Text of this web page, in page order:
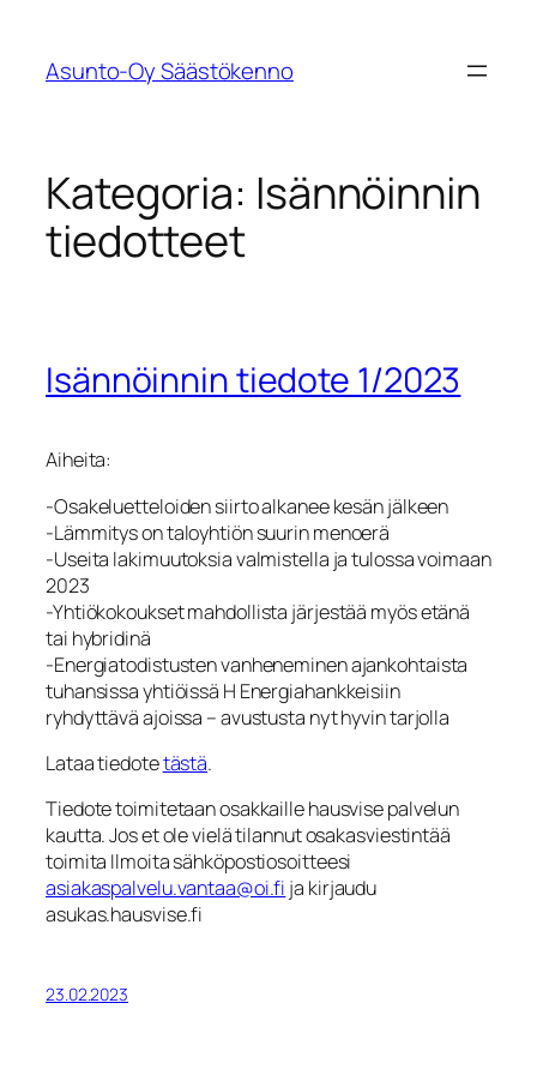
Asunto-Oy Säästökenno
Kategoria: Isännöinnin
tiedotteet
Isännöinnin tiedote 1/2023
Aiheita:
-Osakeluetteloiden siirto alkanee kesän jälkeen
-Lämmitys on taloyhtiön suurin menoerä
-Useita lakimuutoksia valmistella ja tulossa voimaan
2023
-Yhtiökokoukset mahdollista järjestää myös etänä
tai hybridinä
-Energiatodistusten vanheneminen ajankohtaista
tuhansissa yhtiöissä H Energiahankkeisiin
ryhdyttävä ajoissa – avustusta nyt hyvin tarjolla
Lataa tiedotetästä.
Tiedote toimitetaan osakkaille hausvise palvelun
kautta. Jos et ole vielä tilannut osakasviestintää
toimita Ilmoita sähköpostiosoitteesi
asiakaspalvelu.vantaa@oi.fi ja kirjaudu
asukas.hausvise.fi
23.02.2023